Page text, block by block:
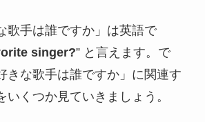
歌手は誰ですか」は英語で
singer?” と言えます。で
きな歌手は誰ですか」に関連す
いくつか見ていきましょう。